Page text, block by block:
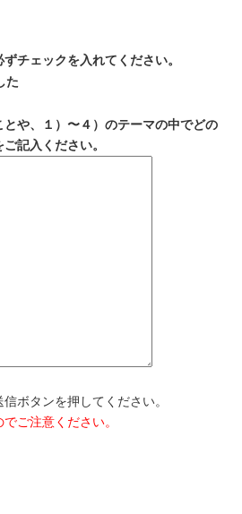
チェックを入れてください。
た
や、１）〜４）のテーマの中でどの
記入ください。
ボタンを押してください。
ご注意ください。